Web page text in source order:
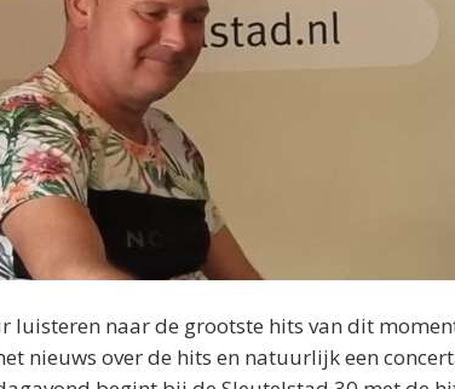
luisteren naar de grootste hits van dit
nieuws over de hits en natuurlijk een